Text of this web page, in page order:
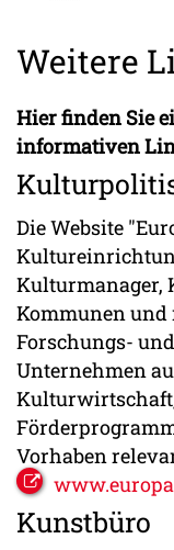
Weitere
Hier finden Sie
informativen
Die Website
Kulturmanager,
Kommunen und
Forschungs-
Unternehmen
Vorhaben
Kunstbüro